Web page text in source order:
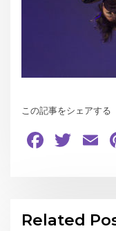
この記事をシェアする
Related